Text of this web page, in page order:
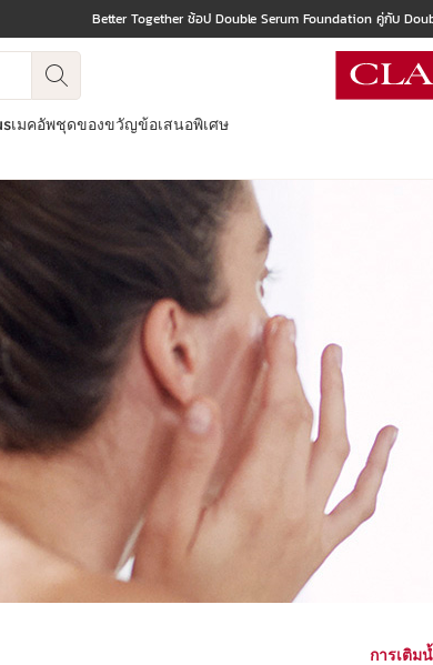
Better Together ช้อป Double Serum Foundation คู่กับ
เมคอัพชุดของขวัญข้อเสนอพิเศษ
การเติม